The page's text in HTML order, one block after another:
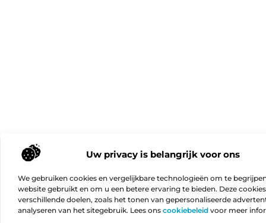
Uw privacy is belangrijk voor ons
We gebruiken cookies en vergelijkbare technologieën om te
website gebruikt en om u een betere ervaring te bieden. Deze
verschillende doelen, zoals het tonen van gepersonaliseerde
analyseren van het sitegebruik. Lees ons cookiebeleid voor meer